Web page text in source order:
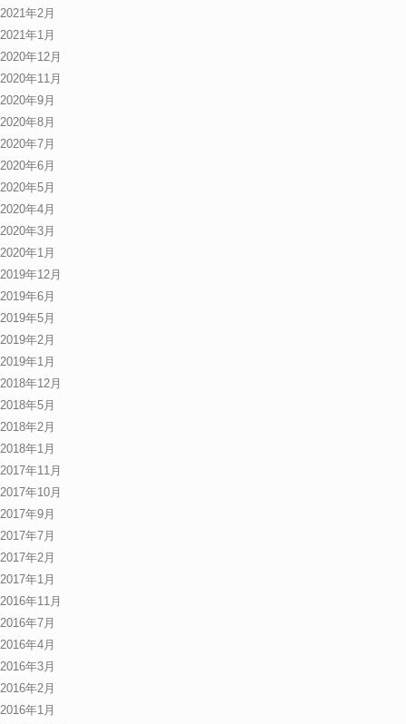
2021年2月
2021年1月
2020年12月
2020年11月
2020年9月
2020年8月
2020年7月
2020年6月
2020年5月
2020年4月
2020年3月
2020年1月
2019年12月
2019年6月
2019年5月
2019年2月
2019年1月
2018年12月
2018年5月
2018年2月
2018年1月
2017年11月
2017年10月
2017年9月
2017年7月
2017年2月
2017年1月
2016年11月
2016年7月
2016年4月
2016年3月
2016年2月
2016年1月